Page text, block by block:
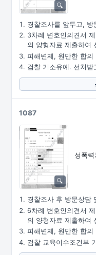
경찰조사를 앞두고, 방
3차례 변호인의견서
의 양형자료 제출하여
피해변제, 원만한 합의
검찰 기소유예. 선처받
1087
성폭
경찰조사 후 방문상담
6차례 변호인의견서
의 양형자료 제출하여
피해변제, 원만한 합의
검찰 교육이수조건부